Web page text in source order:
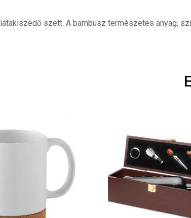
szett. A bambusz természetes anyag,